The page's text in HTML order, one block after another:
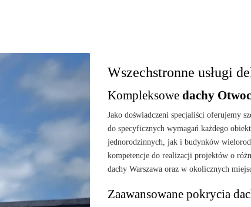
Wszechstronne usługi
Kompleksowe dachy
Jako doświadczeni specjaliści oferujemy
do specyficznych wymagań każdego
jednorodzinnych, jak i budynków
kompetencje do realizacji projektów o
dachy Warszawa oraz w okolicznych
Zaawansowane pokrycia